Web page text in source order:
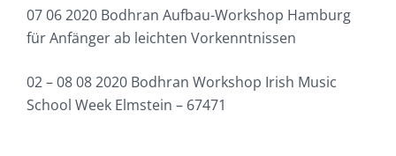
07 06 2020 Bodhran Aufbau-Workshop Hamburg
für Anfänger ab leichten Vorkenntnissen
02 – 08 08 2020 Bodhran Workshop Irish Music
School Week Elmstein – 67471